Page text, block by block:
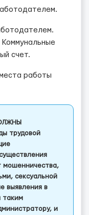
счет.
работы
трудовой
мошенничества,
сексуальной
выявления в
таким
и